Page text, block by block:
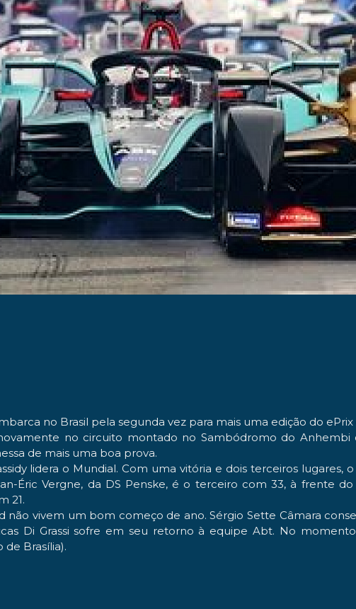
no Brasil pela segunda vez para mais uma edição do ePrix
no circuito montado no Sambódromo do
de mais uma boa prova.
lidera o Mundial. Com uma vitória e dois terceiros lugares,
Éric Vergne, da DS Penske, é o terceiro com 33, à frente
21.
não vivem um bom começo de ano.Sérgio Sette Câmara
Di Grassi sofre em seu retorno à equipeAbt. No
de Brasília).